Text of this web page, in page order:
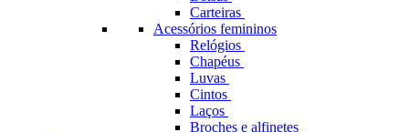
Carteiras
Acessórios femininos
Relógios
Chapéus
Luvas
Cintos
Laços
Broches e alfinetes